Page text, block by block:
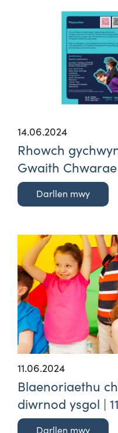
14.06.2024
Rhowch
Gwaith Chwarae
Darllen mwy
11.06.2024
Blaenoriaethu
diwrnod ysgol |
Darllen mwy